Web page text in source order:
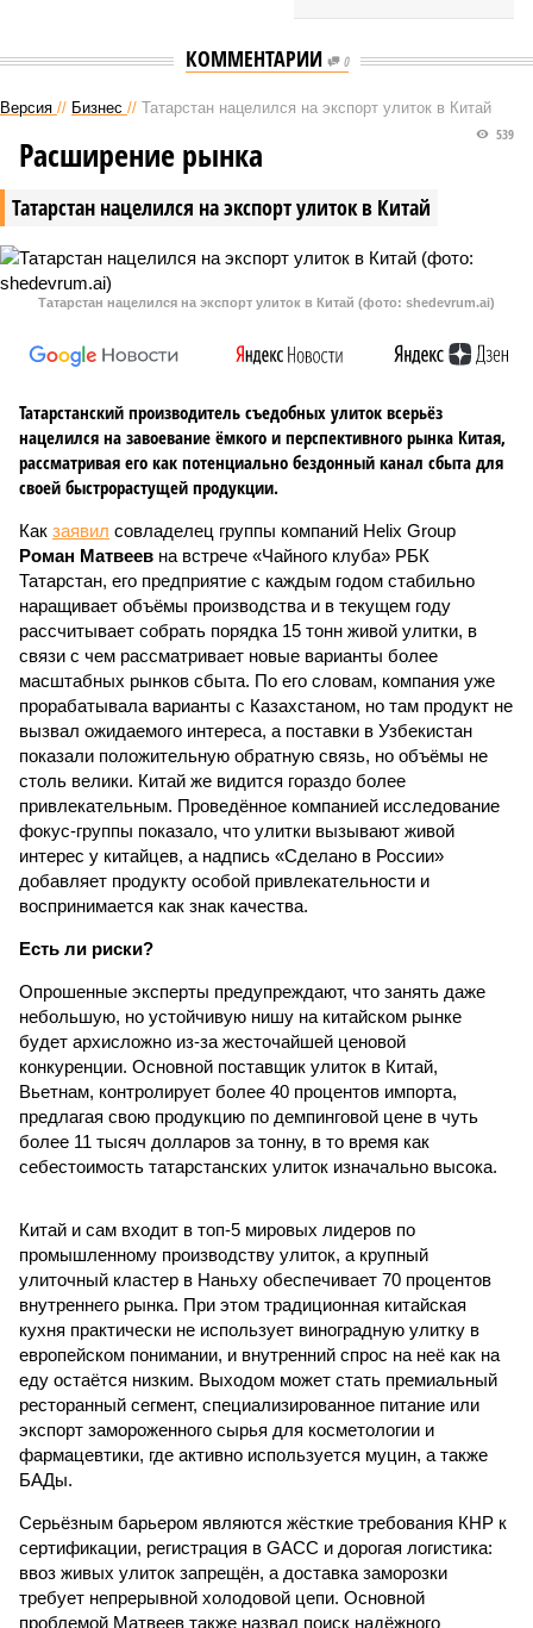
КОММЕНТАРИИ 0
Версия // Бизнес // Татарстан нацелился на экспорт улиток в Китай
Татарстан нацелился на экспорт улиток в Китай
539
Расширение рынка
Татарстан нацелился на экспорт улиток в Китай (фото: shedevrum.ai)
Татарстанский производитель съедобных улиток всерьёз
нацелился на завоевание ёмкого и перспективного рынка Китая,
рассматривая его как потенциально бездонный канал сбыта для
своей быстрорастущей продукции.
Как заявил совладелец группы компаний Helix Group
Роман Матвеев на встрече «Чайного клуба» РБК
Татарстан, его предприятие с каждым годом стабильно
наращивает объёмы производства и в текущем году
рассчитывает собрать порядка 15 тонн живой улитки, в
связи с чем рассматривает новые варианты более
масштабных рынков сбыта. По его словам, компания уже
прорабатывала варианты с Казахстаном, но там продукт не
вызвал ожидаемого интереса, а поставки в Узбекистан
показали положительную обратную связь, но объёмы не
столь велики. Китай же видится гораздо более
привлекательным. Проведённое компанией исследование
фокус-группы показало, что улитки вызывают живой
интерес у китайцев, а надпись «Сделано в России»
добавляет продукту особой привлекательности и
воспринимается как знак качества.
Есть ли риски?
Опрошенные эксперты предупреждают, что занять даже
небольшую, но устойчивую нишу на китайском рынке
будет архисложно из-за жесточайшей ценовой
конкуренции. Основной поставщик улиток в Китай,
Вьетнам, контролирует более 40 процентов импорта,
предлагая свою продукцию по демпинговой цене в чуть
более 11 тысяч долларов за тонну, в то время как
себестоимость татарстанских улиток изначально высока.
Китай и сам входит в топ-5 мировых лидеров по
промышленному производству улиток, а крупный
улиточный кластер в Наньху обеспечивает 70 процентов
внутреннего рынка. При этом традиционная китайская
кухня практически не использует виноградную улитку в
европейском понимании, и внутренний спрос на неё как на
еду остаётся низким. Выходом может стать премиальный
ресторанный сегмент, специализированное питание или
экспорт замороженного сырья для косметологии и
фармацевтики, где активно используется муцин, а также
БАДы.
Серьёзным барьером являются жёсткие требования КНР к
сертификации, регистрация в GACC и дорогая логистика:
ввоз живых улиток запрещён, а доставка заморозки
требует непрерывной холодовой цепи. Основной
проблемой Матвеев также назвал поиск надёжного